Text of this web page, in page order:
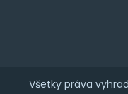
Všetky práva